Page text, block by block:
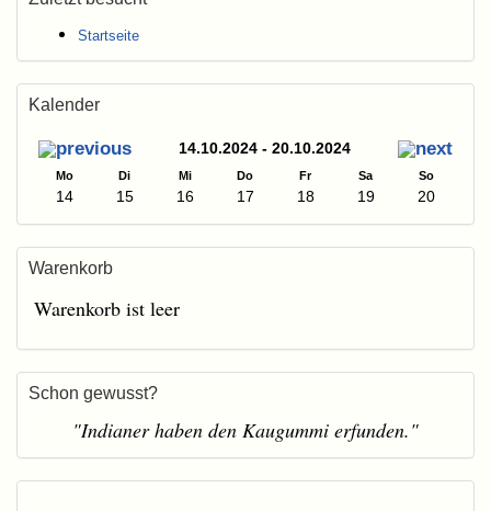
Startseite
Kalender
14.10.2024 - 20.10.2024
Mo Di Mi Do Fr Sa So
14 15 16 17 18 19 20
Warenkorb
Warenkorb ist leer
Schon gewusst?
"Indianer haben den Kaugummi erfunden."